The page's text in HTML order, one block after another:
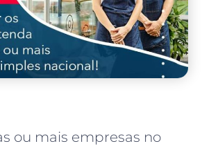
ou mais empresas no